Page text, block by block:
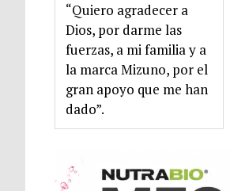
“Quiero agradecer a
Dios, por darme las
fuerzas, a mi familia y a
la marca Mizuno, por el
gran apoyo que me han
dado”.